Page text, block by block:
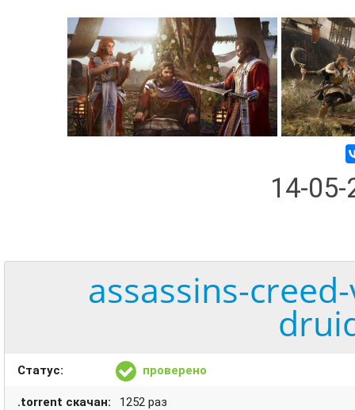
14-
assassins-
Статус: проверено
.torrent скачан: 1252 раз